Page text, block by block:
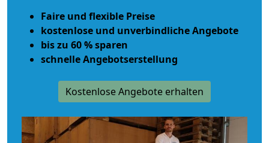
Faire und flexible Preise
kostenlose und unverbindliche Angebote
bis zu 60 % sparen
schnelle Angebotserstellung
Kostenlose Angebote erhalten